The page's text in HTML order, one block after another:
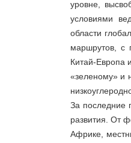
уровне,
условиями
области
маршрутов, с
Китай-Европа
«зеленому» и
За последние
развития. От
Африке,